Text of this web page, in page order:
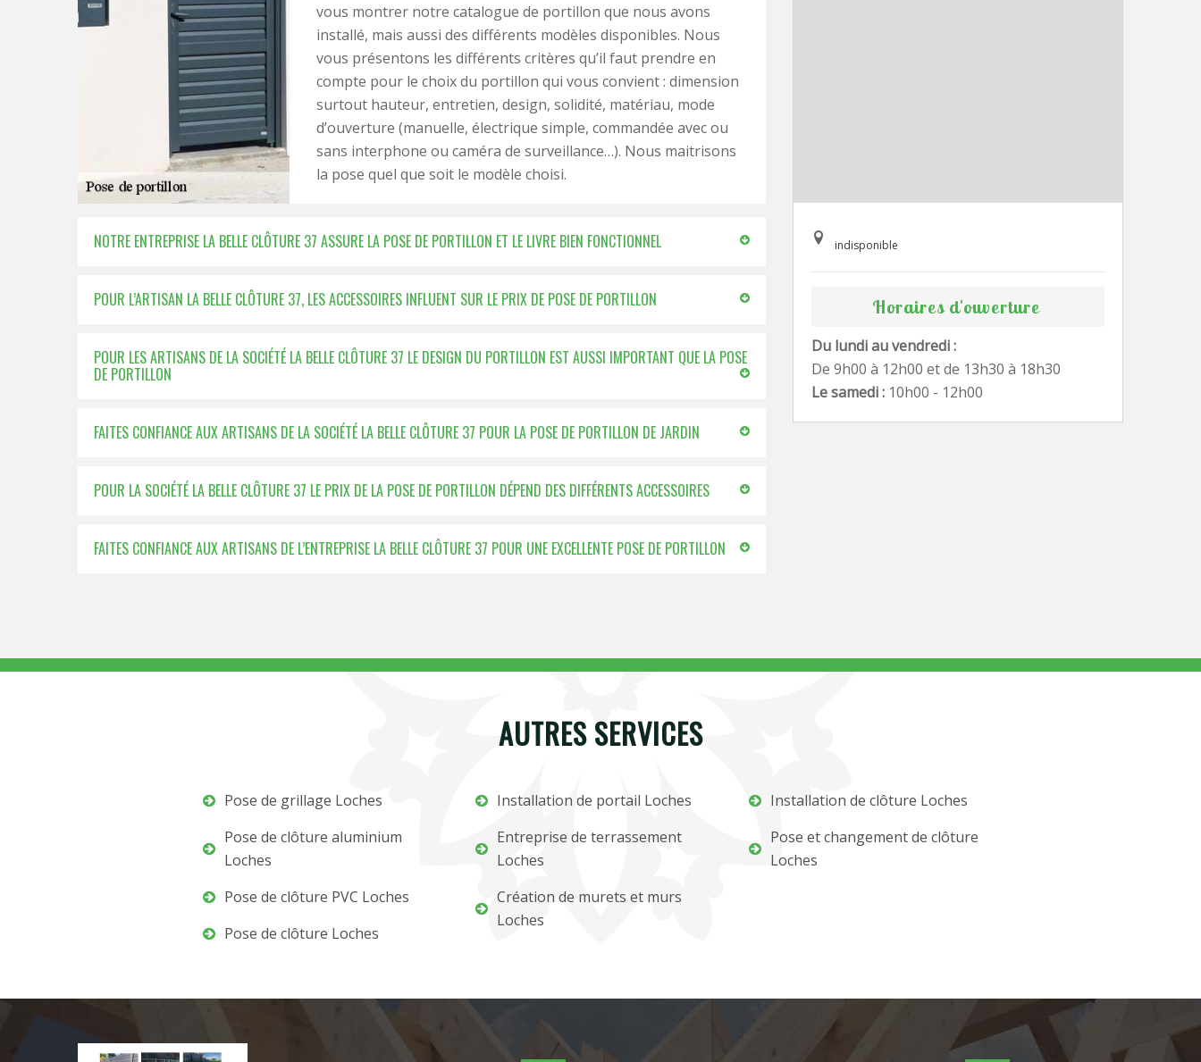
vous montrer notre catalogue de portillon que nous avons
installé, mais aussi des différents modèles disponibles. Nous
vous présentons les différents critères qu’il faut prendre en
compte pour le choix du portillon qui vous convient : dimension
surtout hauteur, entretien, design, solidité, matériau, mode
d’ouverture (manuelle, électrique simple, commandée avec ou
sans interphone ou caméra de surveillance…). Nous maitrisons
la pose quel que soit le modèle choisi.
NOTRE ENTREPRISE LA BELLE CLÔTURE 37 ASSURE LA POSE DE PORTILLON ET LE LIVRE BIEN FONCTIONNEL
POUR L’ARTISAN LA BELLE CLÔTURE 37, LES ACCESSOIRES INFLUENT SUR LE PRIX DE POSE DE PORTILLON
POUR LES ARTISANS DE LA SOCIÉTÉ LA BELLE CLÔTURE 37 LE DESIGN DU PORTILLON EST AUSSI IMPORTANT QUE LA POSE
DE PORTILLON
FAITES CONFIANCE AUX ARTISANS DE LA SOCIÉTÉ LA BELLE CLÔTURE 37 POUR LA POSE DE PORTILLON DE JARDIN
POUR LA SOCIÉTÉ LA BELLE CLÔTURE 37 LE PRIX DE LA POSE DE PORTILLON DÉPEND DES DIFFÉRENTS ACCESSOIRES
FAITES CONFIANCE AUX ARTISANS DE L’ENTREPRISE LA BELLE CLÔTURE 37 POUR UNE EXCELLENTE POSE DE PORTILLON
indisponible
Horaires d'ouverture
Du lundi au vendredi :
De 9h00 à 12h00 et de 13h30 à 18h30
Le samedi : 10h00 - 12h00
AUTRES SERVICES
Pose de grillage Loches
Pose de clôture aluminium
Loches
Pose de clôture PVC Loches
Pose de clôture Loches
Installation de portail Loches
Entreprise de terrassement
Loches
Création de murets et murs
Loches
Installation de clôture Loches
Pose et changement de clôture
Loches